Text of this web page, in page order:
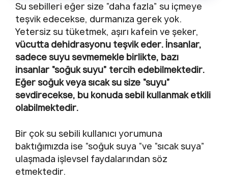
Su sebilleri eğer size “daha fazla” su içmeye
teşvik edecekse, durmanıza gerek yok.
Yetersiz su tüketmek, aşırı kafein ve şeker,
vücutta dehidrasyonu teşvik eder. İnsanlar,
sadece suyu sevmemekle birlikte, bazı
insanlar “soğuk suyu” tercih edebilmektedir.
Eğer soğuk veya sıcak su size “suyu”
sevdirecekse, bu konuda sebil kullanmak etkili
olabilmektedir.
Bir çok su sebili kullanıcı yorumuna
baktığımızda ise “soğuk suya “ve “sıcak suya”
ulaşmada işlevsel faydalarından söz
etmektedir.